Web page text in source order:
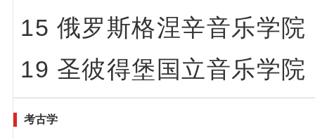
15 俄罗斯格涅辛音乐学院
19 圣彼得堡国立音乐学院
考古学